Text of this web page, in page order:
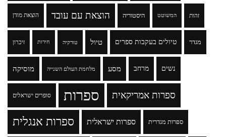
הוצאת מודן הוצאת עם עובד היסטוריה המשוטט זהות
זיכרון חירות טורקיה טיול טיולים בעקבות ספרים מגדר
מוסיקה מלחמת העולם השנייה מסע מרחב נשים
סופרים ישראלים ספרות ספרות אמריקאית
ספרות אנגלית ספרות ישראלית ספרות מגדרית